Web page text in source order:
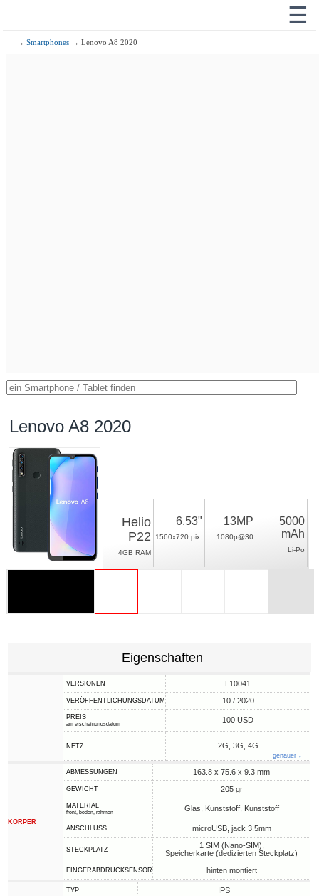
☰
→Smartphones → Lenovo A8 2020
Lenovo A8 2020
Helio
P22
4GB RAM
6.53"
1560x720 pix.
13MP
1080p@30
5000
mAh
Li-Po
Eigenschaften
VERSIONEN L10041
VERÖFFENTLICHUNGSDATUM 10 / 2020
PREIS
am erscheinungsdatum 100 USD
NETZ 2G, 3G, 4G
genauer ↓
KÖRPER
ABMESSUNGEN 163.8 x 75.6 x 9.3 mm
GEWICHT 205 gr
MATERIAL
front, boden, rahmen Glas, Kunststoff, Kunststoff
ANSCHLUSS microUSB, jack 3.5mm
STECKPLATZ
1 SIM (Nano-SIM),
Speicherkarte (dedizierten Steckplatz)
FINGERABDRUCKSENSOR hinten montiert
TYP IPS